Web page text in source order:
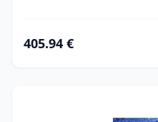
405.94 €